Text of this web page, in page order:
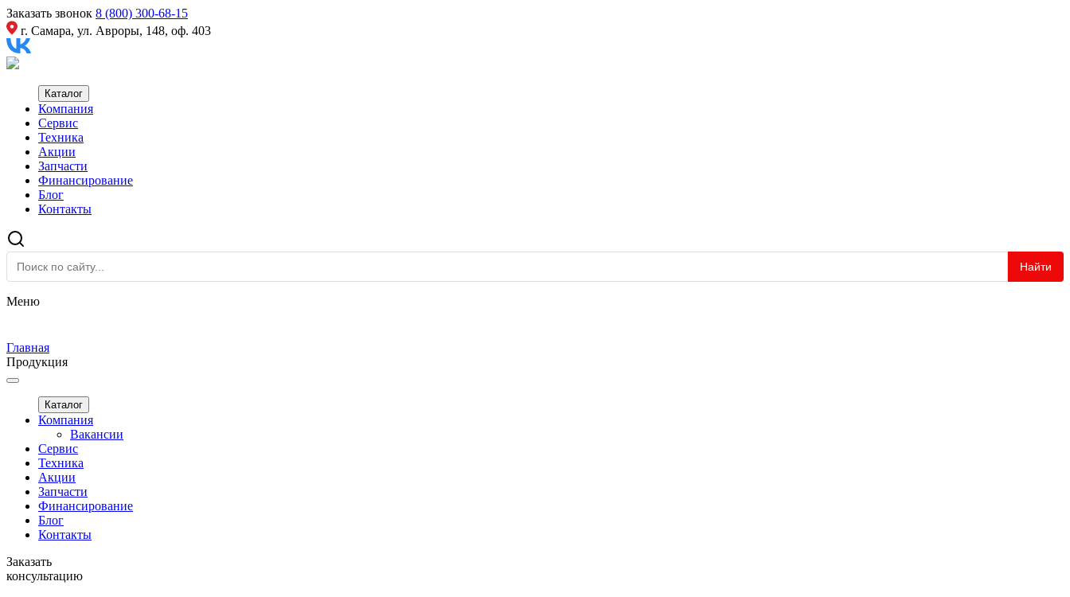
Заказать звонок 8 (800) 300-68-15
г. Самара, ул. Авроры, 148, оф. 403
Каталог
Компания
Сервис
Техника
Акции
Запчасти
Финансирование
Блог
Контакты
Найти
Меню
Главная
Продукция
Каталог
Компания
Вакансии
Сервис
Техника
Акции
Запчасти
Финансирование
Блог
Контакты
Заказать
консультацию